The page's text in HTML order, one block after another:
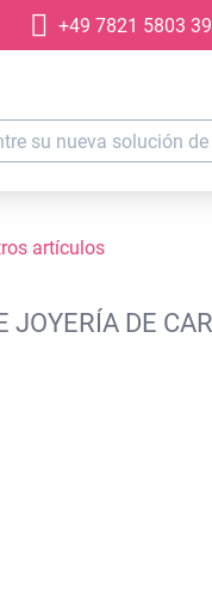
a la navegación
+49 7821 5803 39
artículos
JOYERÍA DE
imágenes